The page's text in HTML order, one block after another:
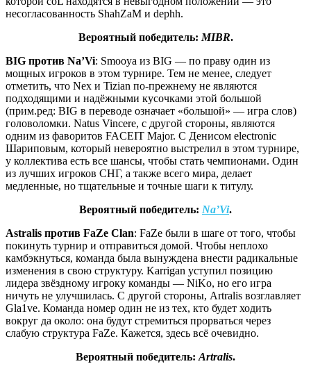
несогласованность ShahZaM и dephh.
Вероятный победитель: MIBR.
BIG против Na’Vi: Smooya из BIG — по праву один из
мощных игроков в этом турнире. Тем не менее, следует
отметить, что Nex и Tizian по-прежнему не являются
подходящими и надёжными кусочками этой большой
(прим.ред: BIG в переводе означает «большой» — игра слов)
головоломки. Natus Vincere, с другой стороны, являются
одним из фаворитов FACEIT Major. С Денисом electronic
Шариповым, который невероятно выстрелил в этом турнире,
у коллектива есть все шансы, чтобы стать чемпионами. Один
из лучших игроков СНГ, а также всего мира, делает
медленные, но тщательные и точные шаги к титулу.
Вероятный победитель: Na’Vi.
Astralis против FaZe Clan: FaZe были в шаге от того, чтобы
покинуть турнир и отправиться домой. Чтобы неплохо
камбэкнуться, команда была вынуждена внести радикальные
изменения в свою структуру. Karrigan уступил позицию
лидера звёздному игроку команды — NiKo, но его игра
ничуть не улучшилась. С другой стороны, Artralis возглавляет
Gla1ve. Команда номер один не из тех, кто будет ходить
вокруг да около: она будут стремиться прорваться через
слабую структура FaZe. Кажется, здесь всё очевидно.
Вероятный победитель: Artralis.